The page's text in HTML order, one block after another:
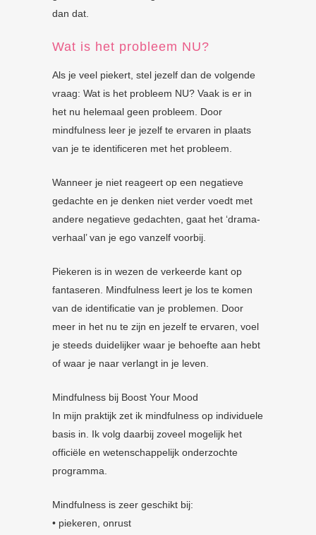
dan dat.
Wat is het probleem NU?
Als je veel piekert, stel jezelf dan de volgende
vraag: Wat is het probleem NU? Vaak is er in
het nu helemaal geen probleem. Door
mindfulness leer je jezelf te ervaren in plaats
van je te identificeren met het probleem.
Wanneer je niet reageert op een negatieve
gedachte en je denken niet verder voedt met
andere negatieve gedachten, gaat het ‘drama-
verhaal’ van je ego vanzelf voorbij.
Piekeren is in wezen de verkeerde kant op
fantaseren. Mindfulness leert je los te komen
van de identificatie van je problemen. Door
meer in het nu te zijn en jezelf te ervaren, voel
je steeds duidelijker waar je behoefte aan hebt
of waar je naar verlangt in je leven.
Mindfulness bij Boost Your Mood
In mijn praktijk zet ik mindfulness op individuele
basis in. Ik volg daarbij zoveel mogelijk het
officiële en wetenschappelijk onderzochte
programma.
Mindfulness is zeer geschikt bij:
• piekeren, onrust